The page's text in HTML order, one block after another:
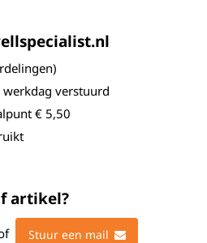
verstuurd
€ 5,50
artikel?
Stuur een mail